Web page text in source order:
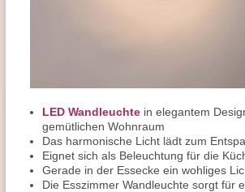
LED Wandleuchte in elegantem
gemütlichen Wohnraum
Das harmonische Licht lädt zum
Eignet sich als Beleuchtung für die
Gerade in der Essecke ein wohliges
Die Esszimmer Wandleuchte sorgt für